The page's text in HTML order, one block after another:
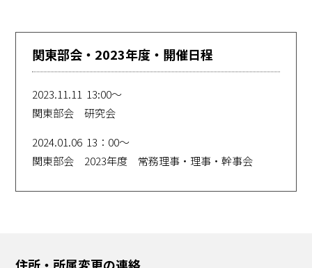
関東部会・2023年度・開催日程
2023.11.11 13:00〜
関東部会 研究会
2024.01.06 13：00〜
関東部会 2023年度 常務理事・理事・幹事会
住所・所属変更の連絡